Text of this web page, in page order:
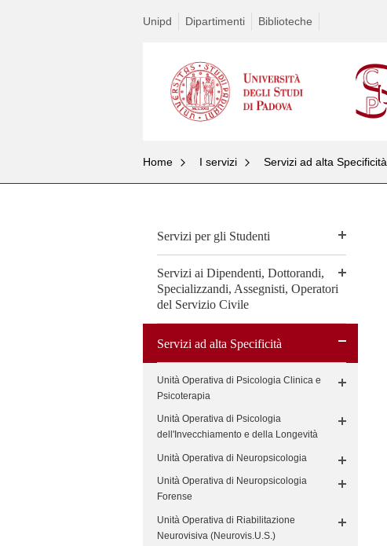
Unipd Dipartimenti Biblioteche
Home I servizi Servizi ad alta Specificità
Servizi per gli Studenti
Servizi ai Dipendenti, Dottorandi,
Specializzandi, Assegnisti, Operatori
del Servizio Civile
Servizi ad alta Specificità
Unità Operativa di Psicologia Clinica e
Psicoterapia
Unità Operativa di Psicologia
dell'Invecchiamento e della Longevità
Unità Operativa di Neuropsicologia
Unità Operativa di Neuropsicologia
Forense
Unità Operativa di Riabilitazione
Neurovisiva (Neurovis.U.S.)